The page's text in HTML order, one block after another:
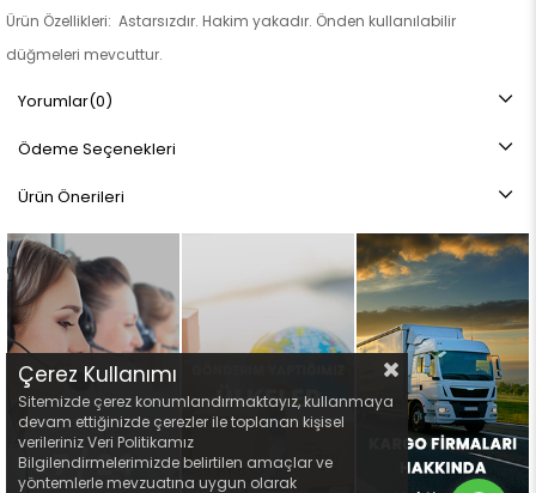
Ürün Özellikleri: Astarsızdır. Hakim yakadır. Önden kullanılabilir
düğmeleri mevcuttur.
Not: Ürün renginde konsept fotoğraf çekimlerinden dolayı ton farkı
Yorumlar(0)
Ödeme Seçenekleri
Ürün Önerileri
Çerez Kullanımı
Sitemizde çerez konumlandırmaktayız, kullanmaya
devam ettiğinizde çerezler ile toplanan kişisel
verileriniz Veri Politikamız
Bilgilendirmelerimizde belirtilen amaçlar ve
yöntemlerle mevzuatına uygun olarak